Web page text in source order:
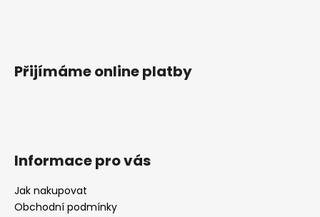
Přijímáme online platby
Informace pro vás
Jak nakupovat
Obchodní podmínky